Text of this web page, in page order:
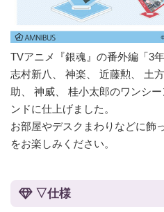
TVアニメ『銀魂』の番外編「3
志村新八、 神楽、 近藤勲、 土
助、 神威、 桂小太郎のワンシ
ンドに仕上げました。
お部屋やデスクまわりなどに飾
をお楽しみください。
▽仕様